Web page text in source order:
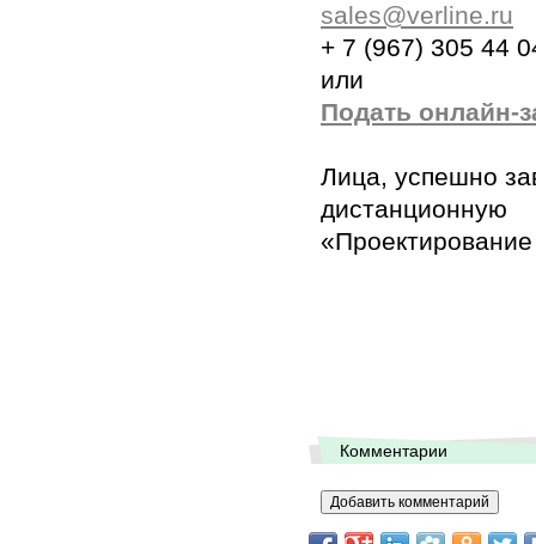
sales@verline.ru
+ 7 (967) 305 44
или
Подать онлайн-
Лица, успешно
Комментарии